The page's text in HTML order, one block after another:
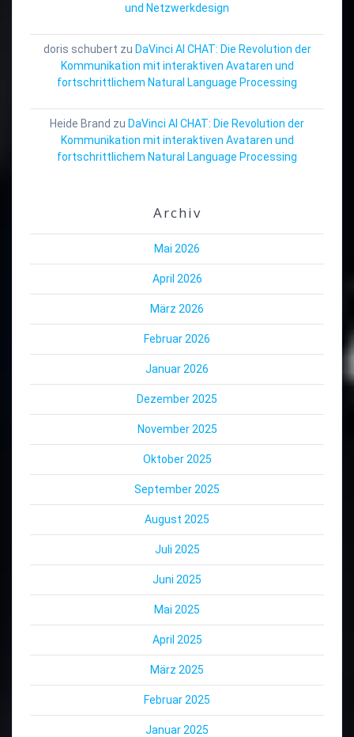
und Netzwerkdesign
doris schubert zu DaVinci AI CHAT: Die Revolution der
Kommunikation mit interaktiven Avataren und
fortschrittlichem Natural Language Processing
Heide Brand zu DaVinci AI CHAT: Die Revolution der
Kommunikation mit interaktiven Avataren und
fortschrittlichem Natural Language Processing
Archiv
Mai 2026
April 2026
März 2026
Februar 2026
Januar 2026
Dezember 2025
November 2025
Oktober 2025
September 2025
August 2025
Juli 2025
Juni 2025
Mai 2025
April 2025
März 2025
Februar 2025
Januar 2025